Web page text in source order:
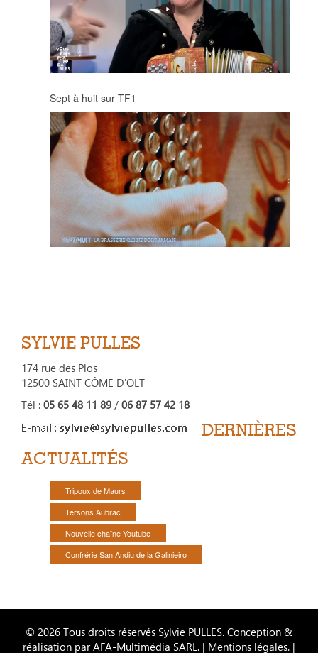
Sept à huit sur TF1
SYLVIE PULLES
174 rue des Plos
12500 SAINT CÔME D'OLT
Tél : 05 65 48 11 89 / 06 87 57 42 18
DERNIÈRES
ACTUALITÉS
Tripoux de Maurs
Tersons Aubrac
Nouvelle chaîne Youtube
Confrérie San Andiu de la Galinieiro
© 2026 Tous droits réservés Sylvie PULLES. Conception &
réalisation parAFA-Multimédia SARL. | Mentions légales. |